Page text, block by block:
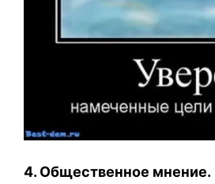
4. Общественное мнение.